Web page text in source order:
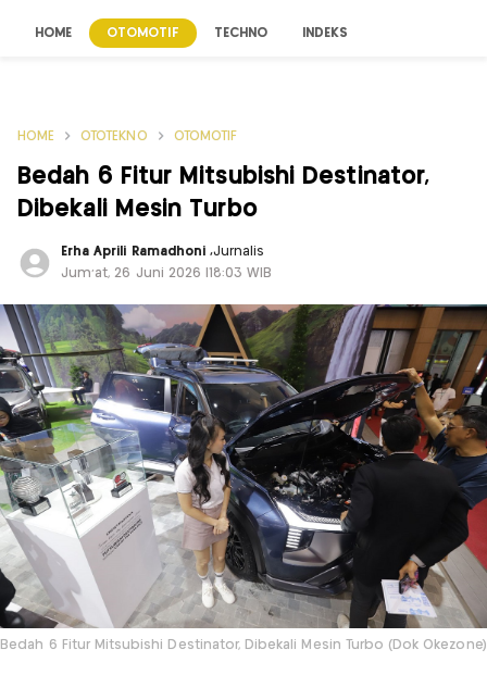
HOME OTOMOTIF TECHNO INDEKS
HOME OTOTEKNO OTOMOTIF
Bedah 6 Fitur Mitsubishi Destinator,
Dibekali Mesin Turbo
Erha Aprili Ramadhoni,Jurnalis
Jum'at, 26 Juni 2026 |18:03 WIB
Bedah 6 Fitur Mitsubishi Destinator, Dibekali Mesin Turbo (Dok Okezone)